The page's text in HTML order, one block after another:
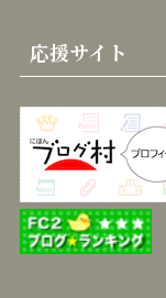
応援サイト